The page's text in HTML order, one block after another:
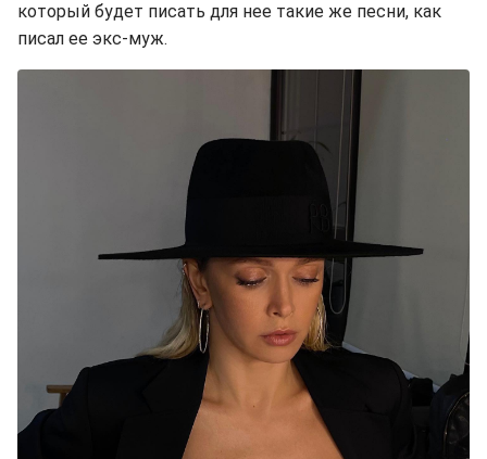
который будет писать для нее такие же песни, как
писал ее экс-муж.